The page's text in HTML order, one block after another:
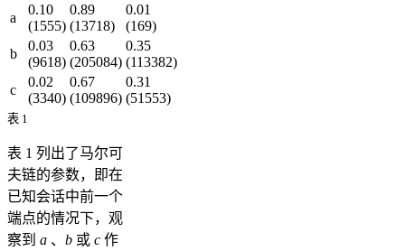
a
0.10
(1555)
0.89
(13718)
0.01
(169)
b
0.03
(9618)
0.63
(205084)
0.35
(113382)
c
0.02
(3340)
0.67
(109896)
0.31
(51553)
表 1
表 1 列出了马尔可
夫链的参数，即在
已知会话中前一个
端点的情况下，观
察到 a 、 b 或 c 作